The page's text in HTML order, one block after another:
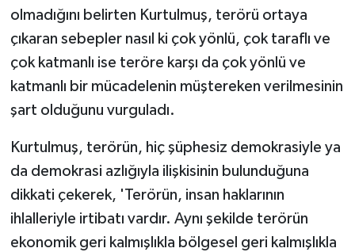
olmadığını belirten Kurtulmuş, terörü ortaya
çıkaran sebepler nasıl ki çok yönlü, çok taraflı ve
çok katmanlı ise teröre karşı da çok yönlü ve
katmanlı bir mücadelenin müştereken verilmesinin
şart olduğunu vurguladı.
Kurtulmuş, terörün, hiç şüphesiz demokrasiyle ya
da demokrasi azlığıyla ilişkisinin bulunduğuna
dikkati çekerek, 'Terörün, insan haklarının
ihlalleriyle irtibatı vardır. Aynı şekilde terörün
ekonomik geri kalmışlıkla bölgesel geri kalmışlıkla